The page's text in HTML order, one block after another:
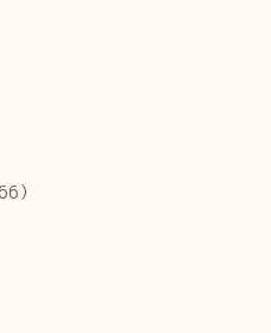
）